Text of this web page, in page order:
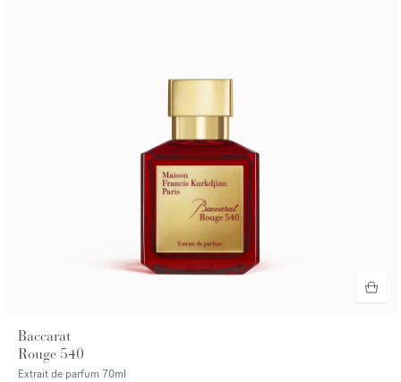
Baccarat
Rouge 540
Extrait de parfum 70ml